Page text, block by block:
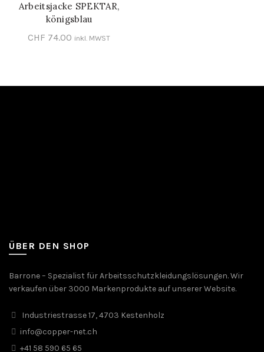
SCHNELL-EINKAUF
Arbeitsjacke SPEKTAR,
königsblau
CHF 74.00 inkl. MWST
ÜBER DEN SHOP
Barrone – Spezialist für Arbeitsschutzkleidungslösungen. Wir
verkaufen über 3000 Markenprodukte auf unserer Website.
Industriestrasse 17, 4703 Kestenholz
info@copper-net.ch
+41 58 590 65 65